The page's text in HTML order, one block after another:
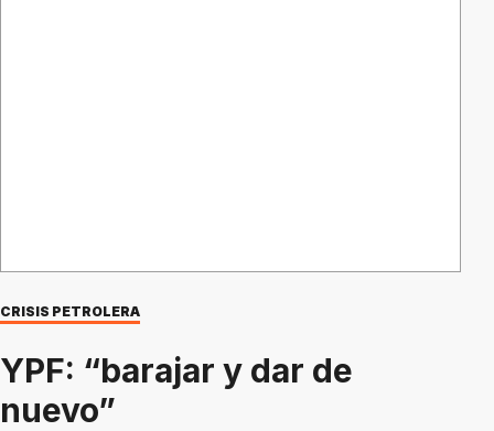
CRISIS PETROLERA
YPF: “barajar y dar de
nuevo”